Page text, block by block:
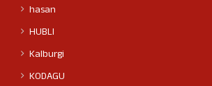
hasan
HUBLI
Kalburgi
KODAGU